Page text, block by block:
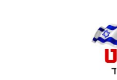
להוביל את תחום
ולהוביל צוות
ליצור אירועי תוכן